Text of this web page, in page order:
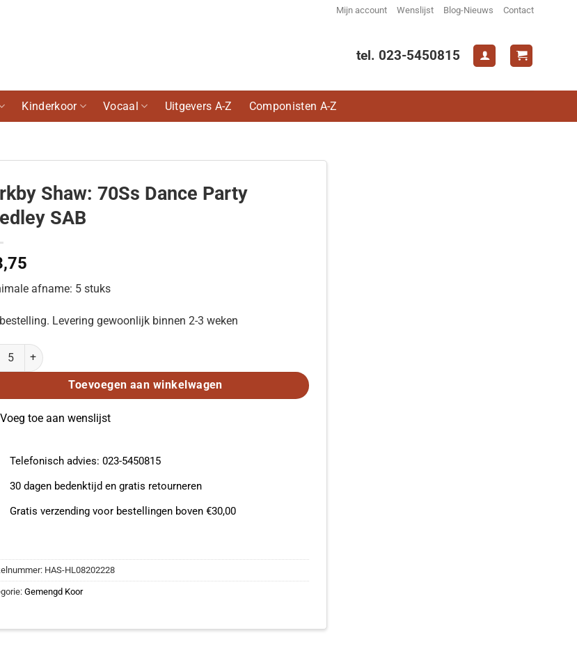
Mijn account Wenslijst Blog-Nieuws Contact
tel. 023-5450815
Kinderkoor Vocaal Uitgevers A-Z Componisten A-Z
Shaw: 70Ss Dance Party
SAB
afname: 5 stuks
Levering gewoonlijk binnen 2-3 weken
Shaw: 70Ss Dance Party Medley SAB aantal
Toevoegen aan winkelwagen
Voeg toe aan wenslijst
Telefonisch advies: 023-5450815
30 dagen bedenktijd en gratis retourneren
Gratis verzending voor bestellingen boven €30,00
HAS-HL08202228
Gemengd Koor